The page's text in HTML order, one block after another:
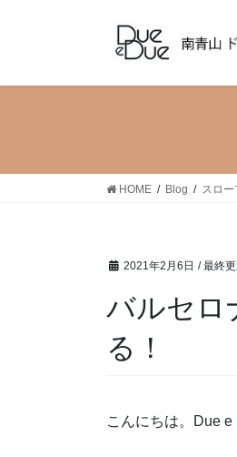
HOME Blog スロ
2021年2月6日 / 最終
バルセロ
る！
こんにちは。Due e